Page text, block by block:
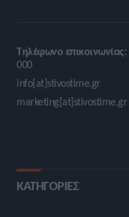
Τηλέφωνο επικοινωνίας:
000
info[at]stivostime.gr
marketing[at]stivostime.gr
ΚΑΤΗΓΟΡΙΕΣ